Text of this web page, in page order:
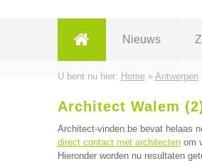
Nieuws
U bent nu hier: Home» Antwerpen
Architect Walem
Architect-vinden.be bevat helaas
direct contact met architectenom
Hieronder worden nu resultaten